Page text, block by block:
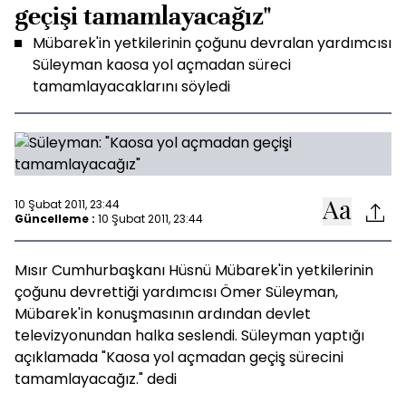
geçişi tamamlayacağız"
Mübarek'in yetkilerinin çoğunu devralan yardımcısı
Süleyman kaosa yol açmadan süreci
tamamlayacaklarını söyledi
10 Şubat 2011, 23:44
Güncelleme : 10 Şubat 2011, 23:44
Mısır Cumhurbaşkanı Hüsnü Mübarek'in yetkilerinin
çoğunu devrettiği yardımcısı Ömer Süleyman,
Mübarek'in konuşmasının ardından devlet
televizyonundan halka seslendi. Süleyman yaptığı
açıklamada "Kaosa yol açmadan geçiş sürecini
tamamlayacağız." dedi